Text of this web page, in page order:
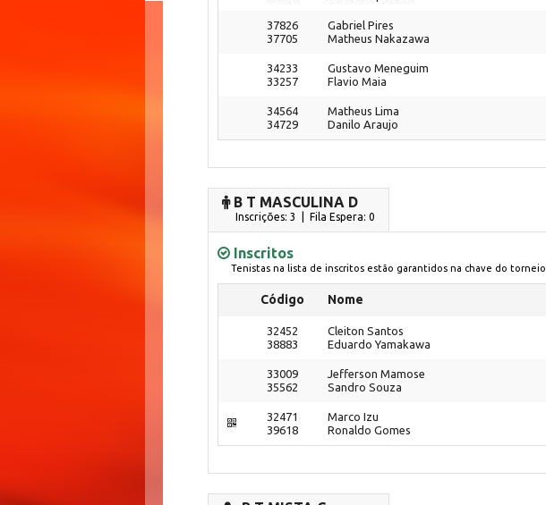
37826
37705
Gabriel Pires
Matheus Nakazawa
34233
33257
Gustavo Meneguim
Flavio Maia
34564
34729
Matheus Lima
Danilo Araujo
B T MASCULINA D
Inscrições: 3 | Fila Espera: 0
Inscritos
Tenistas na lista de inscritos estão garantidos na chave do torneio
Código Nome
32452
38883
Cleiton Santos
Eduardo Yamakawa
33009
35562
Jefferson Mamose
Sandro Souza
32471
39618
Marco Izu
Ronaldo Gomes